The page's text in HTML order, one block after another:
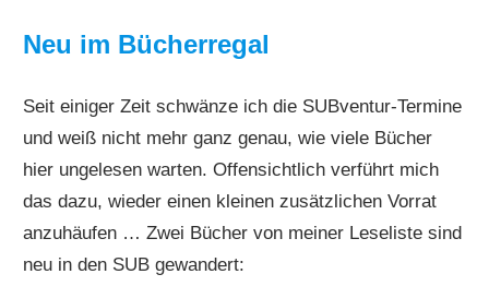
Neu im Bücherregal
Seit einiger Zeit schwänze ich die SUBventur-Termine
und weiß nicht mehr ganz genau, wie viele Bücher
hier ungelesen warten. Offensichtlich verführt mich
das dazu, wieder einen kleinen zusätzlichen Vorrat
anzuhäufen … Zwei Bücher von meiner Leseliste sind
neu in den SUB gewandert: